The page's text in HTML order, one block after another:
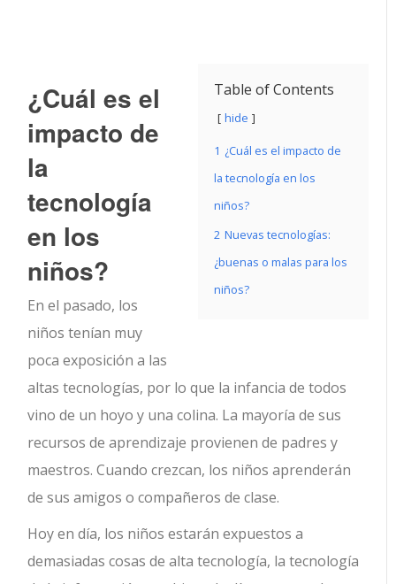
Table of Contents
hide
1 ¿Cuál es el impacto de
la tecnología en los
niños?
2 Nuevas tecnologías:
¿buenas o malas para los
niños?
¿Cuál es el
impacto de
la
tecnología
en los
niños?
En el pasado, los
niños tenían muy
poca exposición a las
altas tecnologías, por lo que la infancia de todos
vino de un hoyo y una colina. La mayoría de sus
recursos de aprendizaje provienen de padres y
maestros. Cuando crezcan, los niños aprenderán
de sus amigos o compañeros de clase.
Hoy en día, los niños estarán expuestos a
demasiadas cosas de alta tecnología, la tecnología